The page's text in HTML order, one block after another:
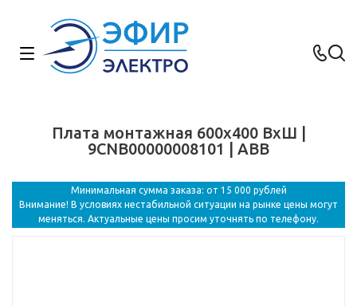
Плата монтажная 600x400 ВхШ |
9CNB00000008101 | ABB
Минимальная сумма заказа: от 15 000 рублей
Внимание! В условиях нестабильной ситуации на рынке цены могут
меняться. Актуальные цены просим уточнять по телефону.